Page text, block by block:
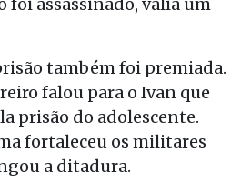
também foi premiada.
falou para o Ivan que
prisão do adolescente.
fortaleceu os militares
a ditadura.